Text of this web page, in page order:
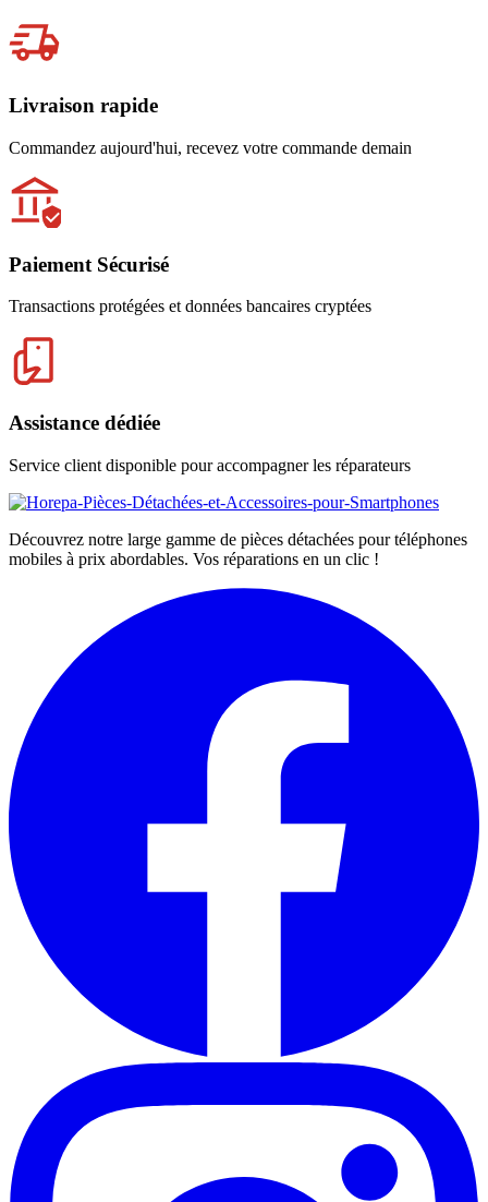
Livraison rapide
Commandez aujourd'hui, recevez votre commande demain
Paiement Sécurisé
Transactions protégées et données bancaires cryptées
Assistance dédiée
Service client disponible pour accompagner les réparateurs
Découvrez notre large gamme de pièces détachées pour téléphones
mobiles à prix abordables. Vos réparations en un clic !